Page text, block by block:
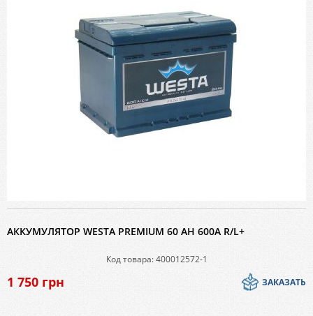
АККУМУЛЯТОР WESTA PREMIUM 60 AH 600A R/L+
Код товара: 400012572-1
1 750 грн ЗАКАЗАТЬ